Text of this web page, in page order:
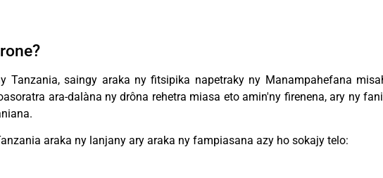
Tanzania, saingy araka ny fitsipika napetraky ny Manampahefana
ara-dalàna ny drôna rehetra miasa eto amin'ny firenena, ary ny
araka ny lanjany ary araka ny fampiasana azy ho sokajy telo: